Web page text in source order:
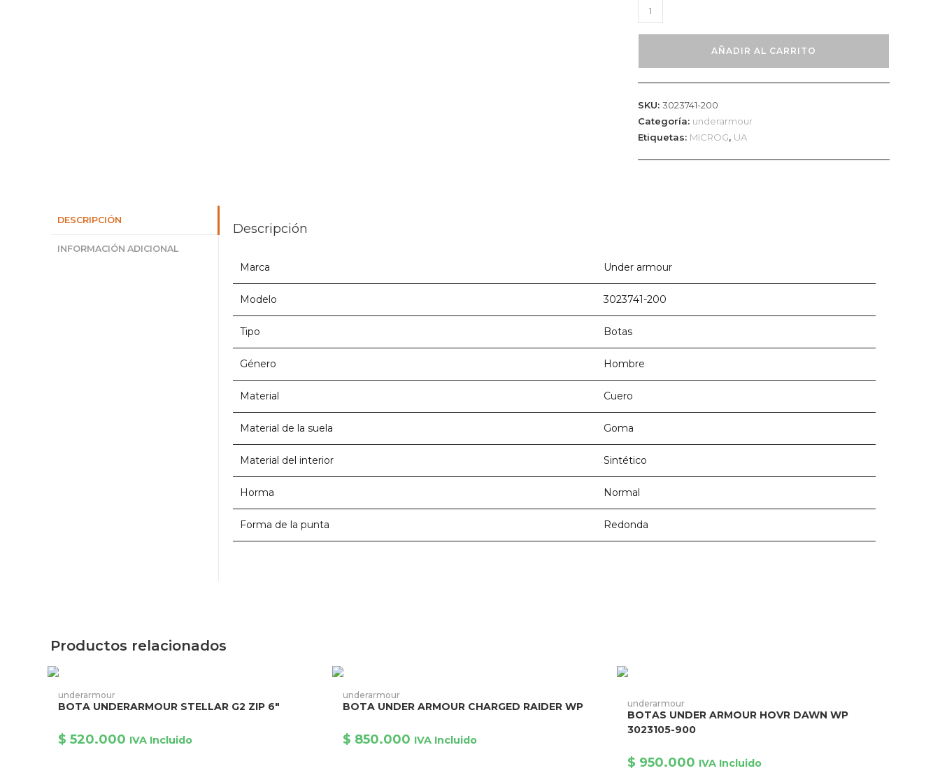
Bota
UNDER
cantidad
AÑADIR AL CARRITO
SKU: 3023741-200
Categoría: underarmour
Etiquetas: MICROG, UA
DESCRIPCIÓN
INFORMACIÓN ADICIONAL
Descripción
Marca Under armour
Modelo 3023741-200
Tipo Botas
Género Hombre
Material Cuero
Material de la suela Goma
Material del interior Sintético
Horma Normal
Forma de la punta Redonda
Productos relacionados
Este
producto
tiene
múltiples
Las
opciones
underarmour
BOTA UNDERARMOUR STELLAR G2 ZIP 6″
$ 520.000 IVA Incluido
Este
producto
tiene
múltiples
Las
opciones
underarmour
BOTA UNDER ARMOUR CHARGED RAIDER WP
$ 850.000 IVA Incluido
producto
tiene
múltiples
variantes.
pueden
underarmour
BOTAS UNDER ARMOUR HOVR DAWN WP
3023105-900
$ 950.000 IVA Incluido